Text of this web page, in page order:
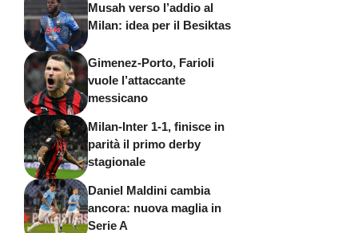
Musah verso l’addio al
Milan: idea per il Besiktas
Gimenez-Porto, Farioli
vuole l’attaccante
messicano
Milan-Inter 1-1, finisce in
parità il primo derby
stagionale
Daniel Maldini cambia
ancora: nuova maglia in
Serie A